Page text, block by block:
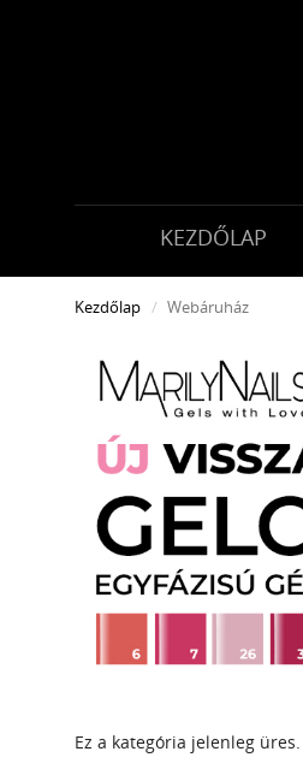
KEZDŐLAP
Kezdőlap Webáruház
Ez a kategória jelenleg üres.